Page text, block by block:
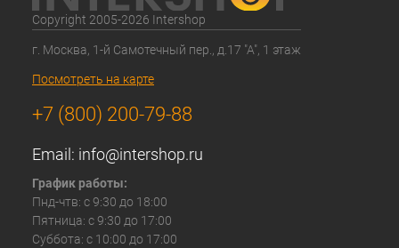
Copyright 2005-2026 Intershop
г. Москва, 1-й Самотечный пер., д.17 "А", 1 этаж
Посмотреть на карте
+7 (800) 200-79-88
Email: info@intershop.ru
График работы:
Пнд-чтв: с 9:30 до 18:00
Пятница: с 9:30 до 17:00
Суббота: с 10:00 до 17:00